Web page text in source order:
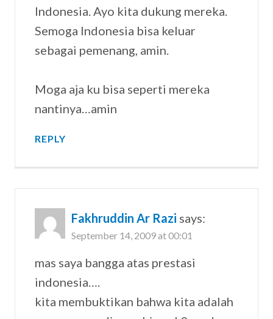
Indonesia. Ayo kita dukung mereka.
Semoga Indonesia bisa keluar
sebagai pemenang, amin.
Moga aja ku bisa seperti mereka
nantinya…amin
REPLY
Fakhruddin Ar Razi says:
September 14, 2009 at 00:01
mas saya bangga atas prestasi
indonesia….
kita membuktikan bahwa kita adalah